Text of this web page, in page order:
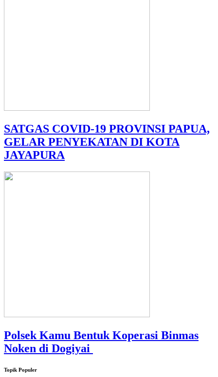
SATGAS COVID-19 PROVINSI PAPUA,
GELAR PENYEKATAN DI KOTA
JAYAPURA
Polsek Kamu Bentuk Koperasi Binmas
Noken di Dogiyai
Topik Populer